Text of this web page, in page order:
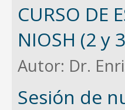
CURSO DE
NIOSH (2 y
Autor: Dr.
Sesión de